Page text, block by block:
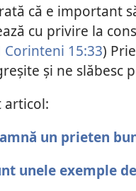
că e important
cu privire la
Corinteni 15:33)
și ne slăbesc
articol:
un prieten
unele exemple